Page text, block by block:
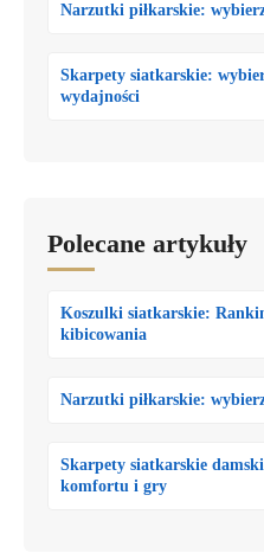
Narzutki piłkarskie:
Skarpety siatkarskie:
wydajności
Polecane artykuły
Koszulki siatkarskie:
kibicowania
Narzutki piłkarskie:
Skarpety siatkarskie
komfortu i gry